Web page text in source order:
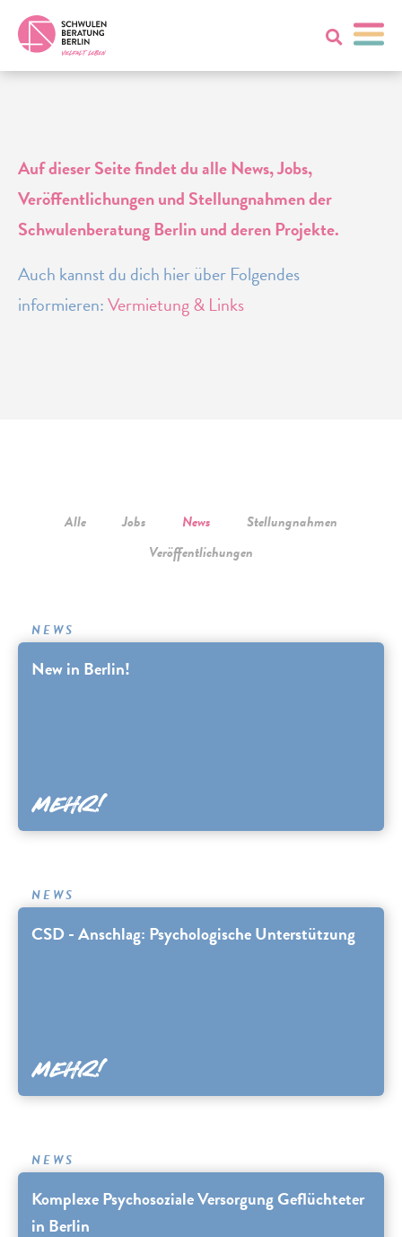
Auf dieser Seite findet du alle News, Jobs,
Veröffentlichungen und Stellungnahmen der
Schwulenberatung Berlin und deren Projekte.
Auch kannst du dich hier über Folgendes
informieren:Vermietung & Links
Alle Jobs News
Stellungnahmen
Veröffentlichungen
NEWS
New in Berlin!
NEWS
CSD - Anschlag: Psychologische Unterstützung
NEWS
Komplexe Psychosoziale Versorgung Geflüchteter
in Berlin